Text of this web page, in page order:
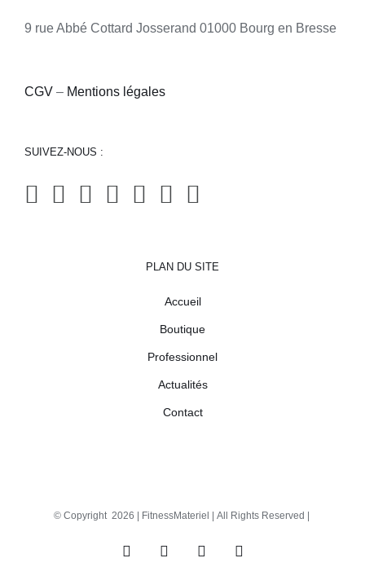
9 rue Abbé Cottard Josserand 01000 Bourg en Bresse
CGV – Mentions légales
SUIVEZ-NOUS :
PLAN DU SITE
Accueil
Boutique
Professionnel
Actualités
Contact
© Copyright 2026 | FitnessMateriel | All Rights Reserved |
Facebook
X InstagramPinterest